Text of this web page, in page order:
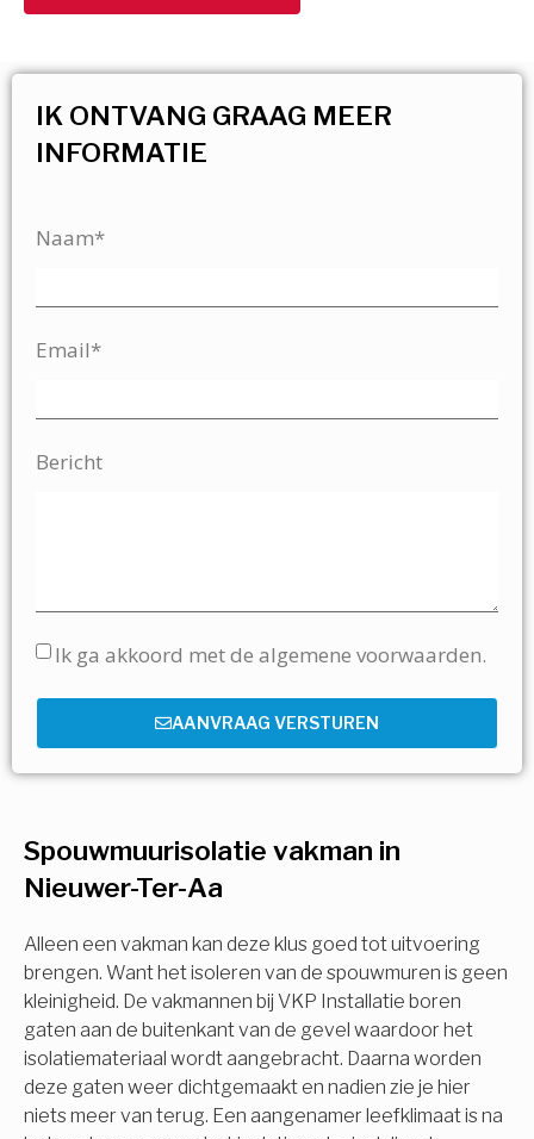
Spouwmuurisolatie vakman in
Nieuwer-Ter-Aa
Alleen een vakman kan deze klus goed tot uitvoering
brengen. Want het isoleren van de spouwmuren is geen
kleinigheid. De vakmannen bij VKP Installatie boren
gaten aan de buitenkant van de gevel waardoor het
isolatiemateriaal wordt aangebracht. Daarna worden
deze gaten weer dichtgemaakt en nadien zie je hier
niets meer van terug. Een aangenamer leefklimaat is na
IK ONTVANG GRAAG MEER
INFORMATIE
Naam*
Email*
Bericht
Ik ga akkoord met de algemene voorwaarden.
AANVRAAG VERSTUREN